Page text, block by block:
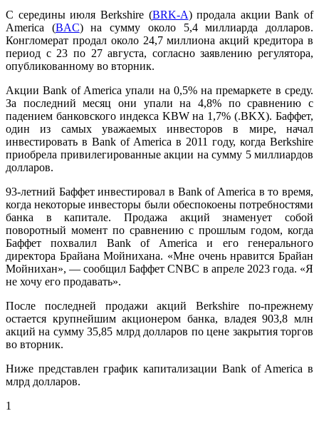
С середины июля Berkshire (BRK-A) продала акции Bank of
America (BAC) на сумму около 5,4 миллиарда долларов.
Конгломерат продал около 24,7 миллиона акций кредитора в
период с 23 по 27 августа, согласно заявлению регулятора,
опубликованному во вторник.
Акции Bank of America упали на 0,5% на премаркете в среду.
За последний месяц они упали на 4,8% по сравнению с
падением банковского индекса KBW на 1,7% (.BKX). Баффет,
один из самых уважаемых инвесторов в мире, начал
инвестировать в Bank of America в 2011 году, когда Berkshire
приобрела привилегированные акции на сумму 5 миллиардов
долларов.
93-летний Баффет инвестировал в Bank of America в то время,
когда некоторые инвесторы были обеспокоены потребностями
банка в капитале. Продажа акций знаменует собой
поворотный момент по сравнению с прошлым годом, когда
Баффет похвалил Bank of America и его генерального
директора Брайана Мойнихана. «Мне очень нравится Брайан
Мойнихан», — сообщил Баффет CNBC в апреле 2023 года. «Я
не хочу его продавать».
После последней продажи акций Berkshire по-прежнему
остается крупнейшим акционером банка, владея 903,8 млн
акций на сумму 35,85 млрд долларов по цене закрытия торгов
во вторник.
Ниже представлен график капитализации Bank of America в
млрд долларов.
1